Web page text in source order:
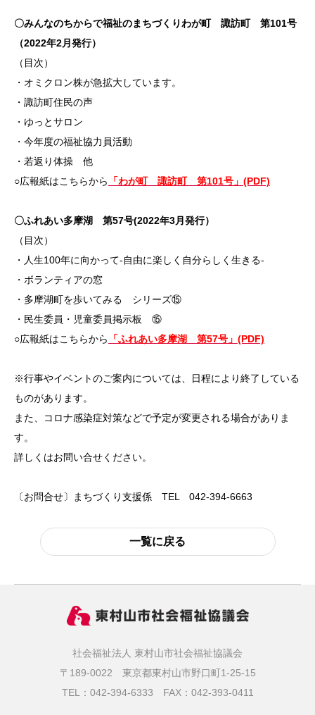
〇みんなのちからで福祉のまちづくりわが町 諏訪町 第101号
（2022年2月発行）
（目次）
・オミクロン株が急拡大しています。
・諏訪町住民の声
・ゆっとサロン
・今年度の福祉協力員活動
・若返り体操 他
○広報紙はこちらから
「わが町 諏訪町 第101号」(PDF)
〇ふれあい多摩湖 第57号(2022年3月発行）
（目次）
・人生100年に向かって-自由に楽しく自分らしく生きる-
・ボランティアの窓
・多摩湖町を歩いてみる シリーズ⑮
・民生委員・児童委員掲示板 ⑮
○広報紙はこちらから
「ふれあい多摩湖 第57号」(PDF)
※行事やイベントのご案内については、日程により終了している
ものがあります。
また、コロナ感染症対策などで予定が変更される場合がありま
す。
詳しくはお問い合せください。
〔お問合せ〕まちづくり支援係 TEL 042-394-6663
一覧に戻る
社会福祉法人 東村山市社会福祉協議会
〒189-0022 東京都東村山市野口町1-25-15
TEL：042-394-6333 FAX：042-393-0411